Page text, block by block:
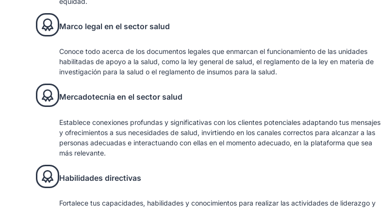
Marco legal en el sector salud
Conoce todo acerca de los documentos legales que enmarcan el funcionamiento de las unidades
habilitadas de apoyo a la salud, como la ley general de salud, el reglamento de la ley en materia de
investigación para la salud o el reglamento de insumos para la salud.
Mercadotecnia en el sector salud
Establece conexiones profundas y significativas con los clientes potenciales adaptando tus mensajes
y ofrecimientos a sus necesidades de salud, invirtiendo en los canales correctos para alcanzar a las
personas adecuadas e interactuando con ellas en el momento adecuado, en la plataforma que sea
más relevante.
Habilidades directivas
Fortalece tus capacidades, habilidades y conocimientos para realizar las actividades de liderazgo y